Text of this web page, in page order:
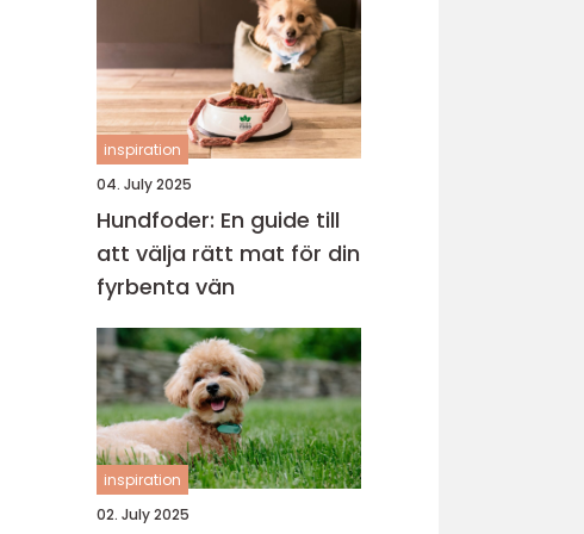
inspiration
04. July 2025
Hundfoder: En guide till
att välja rätt mat för din
fyrbenta vän
inspiration
02. July 2025